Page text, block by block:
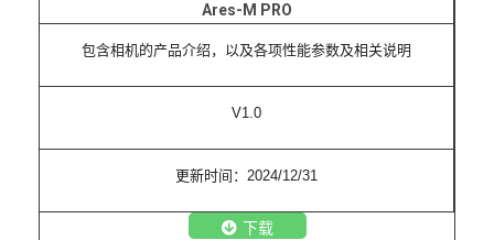
Ares-M PRO
包含相机的产品介绍，以及各项性能参数及相关说明
V1.0
更新时间：2024/12/31
下载